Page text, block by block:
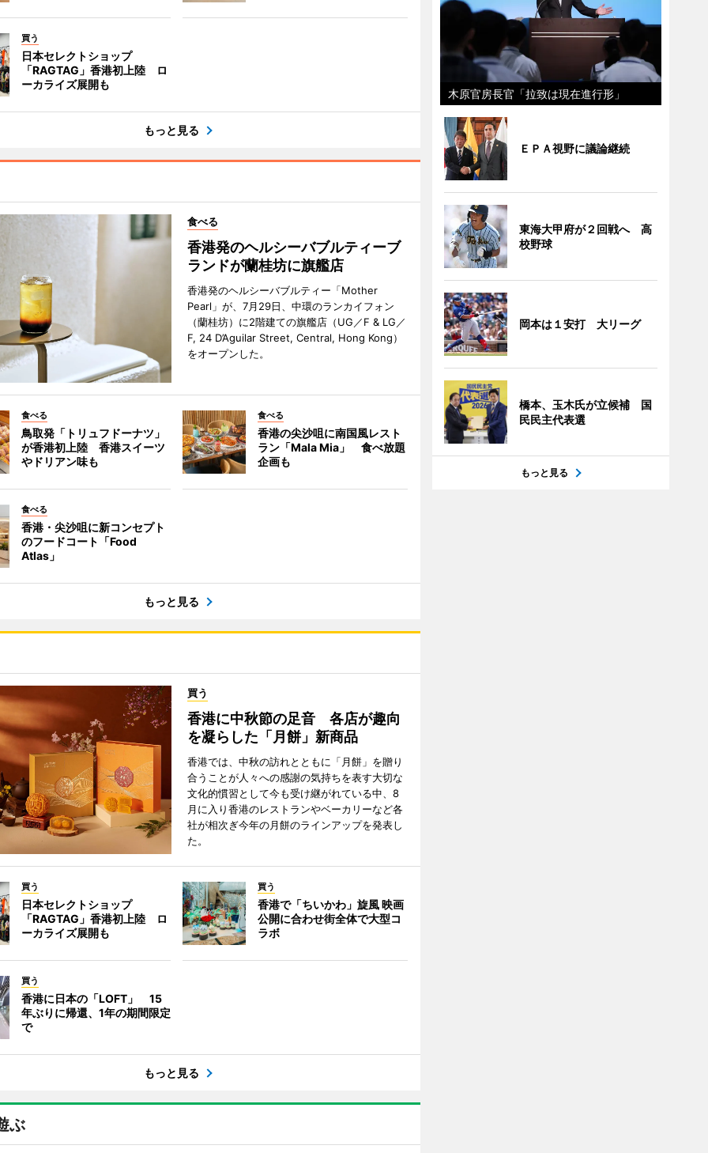
買う
日本セレクトショップ
「RAGTAG」香港初上陸 ロ
ーカライズ展開も
もっと見る
食べる
香港発のヘルシーバブルティーブ
ランドが蘭桂坊に旗艦店
香港発のヘルシーバブルティー「Mother
Pearl」が、7月29日、中環のランカイフォン
（蘭桂坊）に2階建ての旗艦店（UG／F & LG／
F, 24 D’Aguilar Street, Central, Hong Kong）
をオープンした。
食べる
鳥取発「トリュフドーナツ」
が香港初上陸 香港スイーツ
やドリアン味も
食べる
香港の尖沙咀に南国風レスト
ラン「Mala Mia」 食べ放題
企画も
食べる
香港・尖沙咀に新コンセプト
のフードコート「Food
Atlas」
もっと見る
買う
香港に中秋節の足音 各店が趣向
を凝らした「月餅」新商品
香港では、中秋の訪れとともに「月餅」を贈り
合うことが人々への感謝の気持ちを表す大切な
文化的慣習として今も受け継がれている中、8
月に入り香港のレストランやベーカリーなど各
社が相次ぎ今年の月餅のラインアップを発表し
た。
買う
日本セレクトショップ
「RAGTAG」香港初上陸 ロ
ーカライズ展開も
買う
香港で「ちいかわ」旋風 映画
公開に合わせ街全体で大型コ
ラボ
買う
香港に日本の「LOFT」 15
年ぶりに帰還、1年の期間限定
で
もっと見る
ぶ
木原官房長官「拉致は現在進行形」
ＥＰＡ視野に議論継続
東海大甲府が２回戦へ 高
校野球
岡本は１安打 大リーグ
橋本、玉木氏が立候補 国
民民主代表選
もっと見る